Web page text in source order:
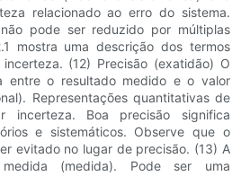
relacionado ao erro do sistema.
pode ser reduzido por múltiplas
mostra uma descrição dos termos
(12) Precisão (exatidão) O
entre o resultado medido e o valor
Representações quantitativas de
incerteza. Boa precisão significa
e sistemáticos. Observe que o
evitado no lugar de precisão. (13) A
(medida). Pode ser uma